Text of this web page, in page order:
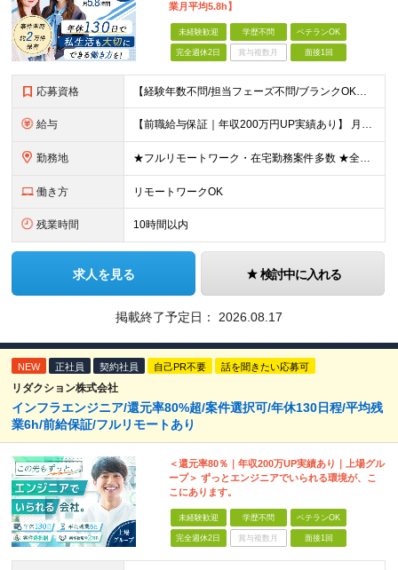
業月平均5.8h】
未経験歓迎 学歴不問 ベテランOK
完全週休2日 賞与複数月 面接1回
応募資格 【経験年数不問/担当フェーズ不問/ブランクOK】 ◆何らかのインフラ経験がある方（（3ヶ月以上でOK！） ◎業種未経験歓迎！ ◎学歴不問 ◎20代～50代まで幅広く活躍中！ ◎人柄重視の採用です♪
給与 【前職給与保証｜年収200万円UP実績あり】 月給35万円～103万円 ＜年収アップ事例＞ エンジニア：入社1年目 経験3年 月給46万円（諸手当含めず）※前職から月給16万円アップ エンジニア
勤務地 ★フルリモートワーク・在宅勤務案件多数 ★全国各地にプロジェクトあり ★希望を考慮・転居を伴う転勤は無し・在宅ワークOK ★東京・大阪に加えて、2023年1月に札幌・名古屋・福岡OPEN！ 【本社
働き方 リモートワークOK
残業時間 10時間以内
求人を見る 検討中に入れる
掲載終了予定日： 2026.08.17
NEW 正社員 契約社員 自己PR不要 話を聞きたい応募可
リダクション株式会社
インフラエンジニア/還元率80%超/案件選択可/年休130日程/平均残
業6h/前給保証/フルリモートあり
＜還元率80％｜年収200万UP実績あり｜上場グル
ープ＞ ずっとエンジニアでいられる環境が、こ
こにあります。
未経験歓迎 学歴不問 ベテランOK
完全週休2日 賞与複数月 面接1回